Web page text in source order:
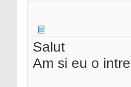
Salut
Am si eu o